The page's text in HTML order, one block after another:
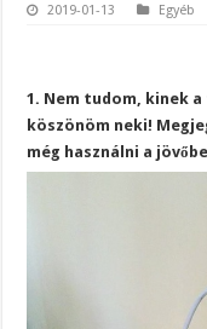
2019-01-13 Egyéb
1. Nem tudom, kinek
köszönöm neki!
még használni a